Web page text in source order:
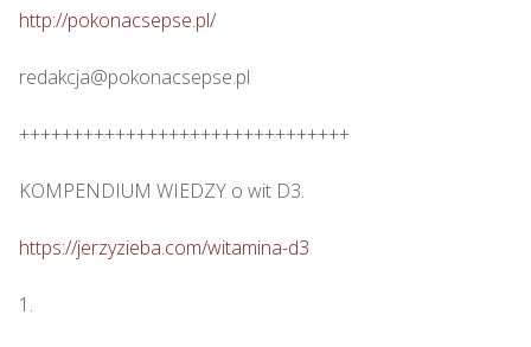
http://pokonacsepse.pl/
redakcja@pokonacsepse.pl
+++++++++++++++++++++++++++++++
KOMPENDIUM WIEDZY o wit D3.
https://jerzyzieba.com/witamina-d3
1.